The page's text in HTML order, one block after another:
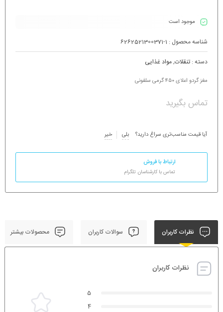
موجود است
شناسه محصول : 6262521300371-1
دسته : تنقلات,مواد غذایی
مغز گردو اعلای ۴۵۰ گرمی سلفونی
تماس بگیرید
آیا قیمت مناسب‌تری سراغ دارید؟ بلی خیر
ارتباط با فروش
تماس با کارشناسان تلگرام
نظرات کاربران سوالات کاربران محصولات بیشتر
نظرات کاربران
5
4